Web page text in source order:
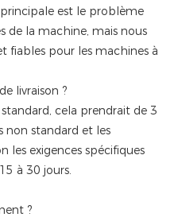
est le problème
de la machine, mais nous
fiables pour les machines à
livraison ?
cela prendrait de 3
non standard et les
les exigences spécifiques
à 30 jours.
?